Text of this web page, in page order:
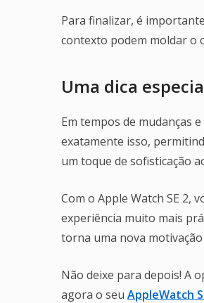
Para finalizar, é
contexto podem moldar o
Uma dica
Em tempos de mudanças
exatamente isso,
um toque de sofisticação
Com o Apple Watch SE 2,
experiência muito mais
torna uma nova motivação
Não deixe para depois! A
agora o seu AppleWatch